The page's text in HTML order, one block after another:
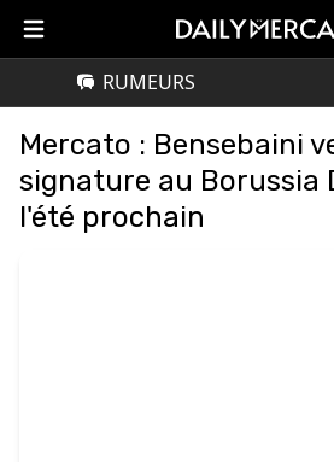
RUMEURS
Mercato : Bensebaini
signature au Borussia
l'été prochain